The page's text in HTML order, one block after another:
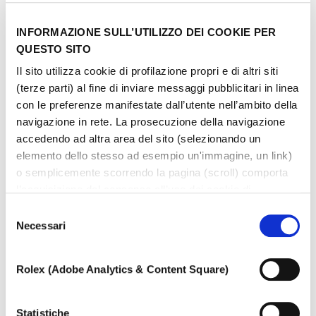
INFORMAZIONE SULL’UTILIZZO DEI COOKIE PER
QUESTO SITO
Il sito utilizza cookie di profilazione propri e di altri siti
(terze parti) al fine di inviare messaggi pubblicitari in linea
con le preferenze manifestate dall’utente nell’ambito della
navigazione in rete. La prosecuzione della navigazione
accedendo ad altra area del sito (selezionando un
elemento dello stesso ad esempio un'immagine, un link)
o semplicemente scorrendo la pagina (scroll) comporta
impostazioni relative ai cookie scegliendo quali tipologie
di cookie autorizzare (di profilazione, tecnici o analitici).
Nell’ipotesi in cui le impostazioni venissero modificate,
non è possibile garantire il corretto funzionamento del
Per saperne di più, o negare il consenso all’utilizzo a tutti
delNecessari
Rolex (Adobe Analytics & Content Square)
Statistiche